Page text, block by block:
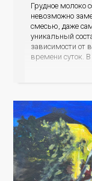
Грудное молоко
невозможно
смесью, даже
уникальный
зависимости от
времени суток.